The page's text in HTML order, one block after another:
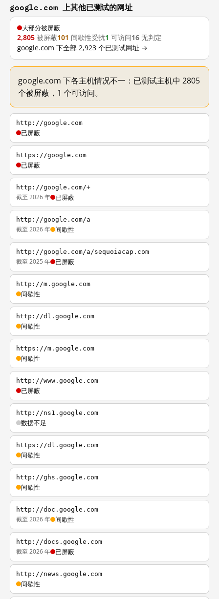
google.com 上其他已测试的网址
大部分被屏蔽
2,805 被屏蔽101 间歇性受扰1 可访问16 无判定
google.com 下全部 2,923 个已测试网址 →
google.com 下各主机情况不一：已测试主机中 2805
个被屏蔽，1 个可访问。
http://google.com
已屏蔽
https://google.com
已屏蔽
http://google.com/+
截至 2026 年 已屏蔽
http://google.com/a
截至 2026 年 间歇性
http://google.com/a/sequoiacap.com
截至 2025 年 已屏蔽
http://m.google.com
间歇性
http://dl.google.com
间歇性
https://m.google.com
间歇性
http://www.google.com
已屏蔽
http://ns1.google.com
数据不足
https://dl.google.com
间歇性
http://ghs.google.com
间歇性
http://doc.google.com
截至 2026 年 间歇性
http://docs.google.com
截至 2026 年 已屏蔽
http://news.google.com
间歇性